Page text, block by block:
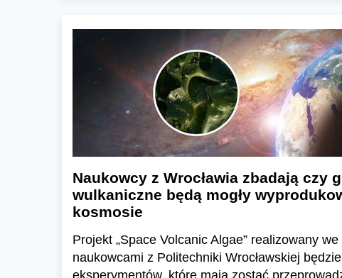
Naukowcy z Wrocławia zbadają czy
wulkaniczne będą mogły
kosmosie
Projekt „Space Volcanic Algae” realizowany we
naukowcami z Politechniki Wrocławskiej